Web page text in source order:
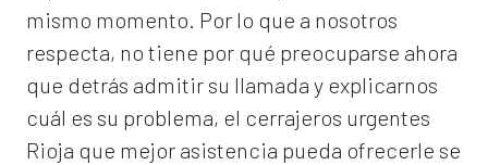
mismo momento. Por lo que a nosotros
respecta, no tiene por qué preocuparse ahora
que detrás admitir su llamada y explicarnos
cuál es su problema, el cerrajeros urgentes
Rioja que mejor asistencia pueda ofrecerle se